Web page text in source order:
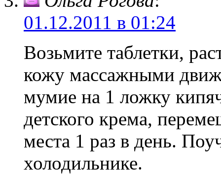
01.12.2011 в 01:24
Возьмите таблетки,
кожу массажными
мумие на 1 ложку
детского крема,
места 1 раз в день.
холодильнике.